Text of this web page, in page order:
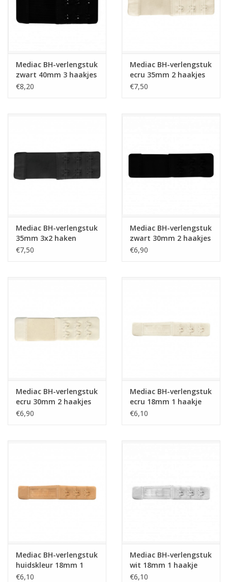
Mediac BH-verlengstuk
zwart 40mm 3 haakjes
€8,20
Mediac BH-verlengstuk
ecru 35mm 2 haakjes
€7,50
Mediac BH-verlengstuk
35mm 3x2 haken
zwart
€7,50
Mediac BH-verlengstuk
zwart 30mm 2 haakjes
€6,90
Mediac BH-verlengstuk
ecru 30mm 2 haakjes
€6,90
Mediac BH-verlengstuk
ecru 18mm 1 haakje
€6,10
Mediac BH-verlengstuk
huidskleur 18mm 1
haakje
€6,10
Mediac BH-verlengstuk
wit 18mm 1 haakje
€6,10